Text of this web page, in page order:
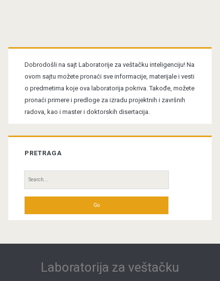
Primary
Sidebar
Dobrodošli na sajt Laboratorije za veštačku inteligenciju! Na
ovom sajtu možete pronaći sve informacije, materijale i vesti
o predmetima koje ova laboratorija pokriva. Takođe, možete
pronaći primere i predloge za izradu projektnih i završnih
radova, kao i master i doktorskih disertacija.
PRETRAGA
Search
for:
Laboratorija za veštačku